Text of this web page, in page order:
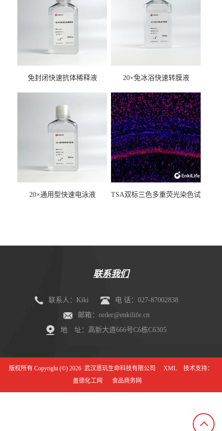
免封闭快速抗体稀释液 20×免冰浴快速转膜液
20×通用型快速电泳液
TSA双标三色多重荧光染色试
联系我们
联系人：Kiki
电 话：027-87002838
邮箱：order@enkilife.cn
地 址：高新大道666号C6栋C6305
版权所有 Copyright (©) 2026 武汉恩玑生命科技有限公司 XML
技术支持：
盖德化工网
食品商务网